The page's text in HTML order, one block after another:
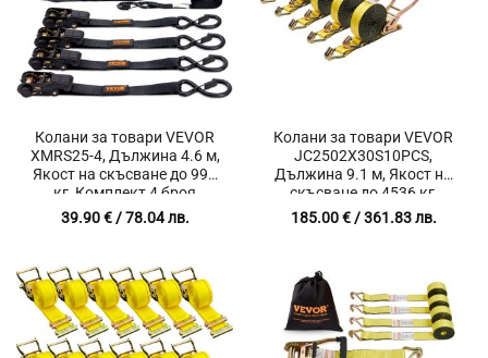
Колани за товари VEVOR
XMRS25-4, Дължина 4.6 м,
Якост на скъсване до 998
кг, Комплект 4 броя
39.90€/ 78.04 лв.
Колани за товари VEVOR
JC2502X30S10PCS,
Дължина 9.1 м, Якост на
скъсване до 4536 кг,
Комплект 10 броя
185.00€/ 361.83 лв.